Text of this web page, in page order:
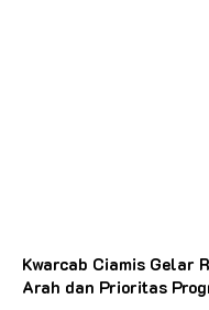
Kwarcab Ciamis Gelar
Arah dan Prioritas